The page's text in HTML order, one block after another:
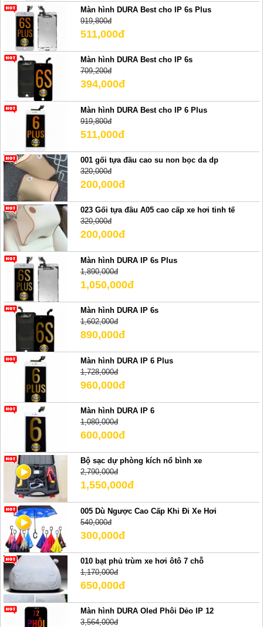
Màn hình DURA Best cho IP 6s Plus
919,800đ
511,000đ
Màn hình DURA Best cho IP 6s
709,200đ
394,000đ
Màn hình DURA Best cho IP 6 Plus
919,800đ
511,000đ
001 gối tựa đầu cao su non bọc da dp
320,000đ
200,000đ
023 Gối tựa đầu A05 cao cấp xe hơi tinh tế
320,000đ
200,000đ
Màn hình DURA IP 6s Plus
1,890,000đ
1,050,000đ
Màn hình DURA IP 6s
1,602,000đ
890,000đ
Màn hình DURA IP 6 Plus
1,728,000đ
960,000đ
Màn hình DURA IP 6
1,080,000đ
600,000đ
Bộ sạc dự phòng kích nổ bình xe
2,790,000đ
1,550,000đ
005 Dù Ngược Cao Cấp Khi Đi Xe Hơi
540,000đ
300,000đ
010 bạt phủ trùm xe hơi ôtô 7 chỗ
1,170,000đ
650,000đ
Màn hình DURA Oled Phôi Dẻo IP 12
3,564,000đ